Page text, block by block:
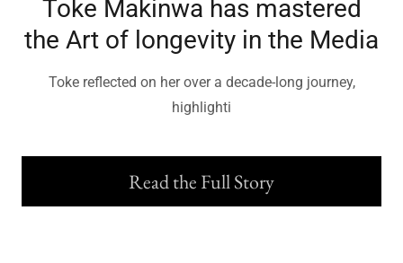
Toke Makinwa has mastered
the Art of longevity in the Media
Toke reflected on her over a decade-long journey,
highlighti
Read the Full Story